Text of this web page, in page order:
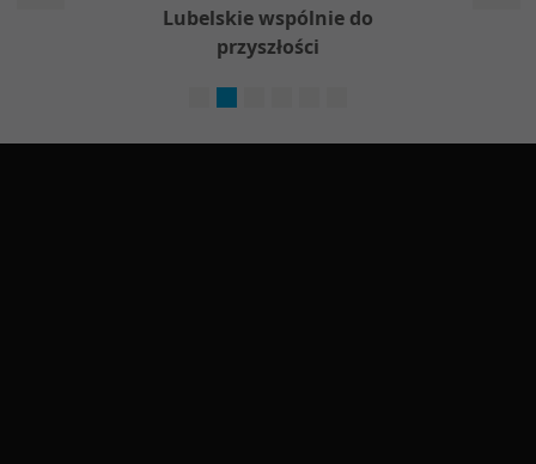
Lubelskie wspólnie do
przyszłości